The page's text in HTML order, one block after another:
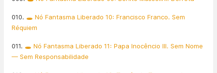
010. 🕳️ Nó Fantasma Liberado 10: Francisco Franco. Sem
Réquiem
011. 🕳️ Nó Fantasma Liberado 11: Papa Inocêncio III. Sem Nome
— Sem Responsabilidade